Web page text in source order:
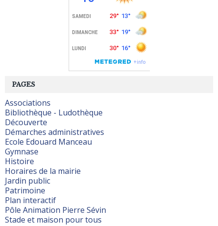
PAGES
Associations
Bibliothèque - Ludothèque
Découverte
Démarches administratives
Ecole Edouard Manceau
Gymnase
Histoire
Horaires de la mairie
Jardin public
Patrimoine
Plan interactif
Pôle Animation Pierre Sévin
Stade et maison pour tous